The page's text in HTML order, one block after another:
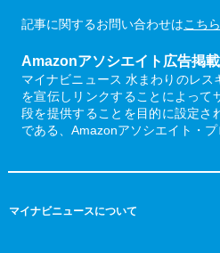
記事に関するお問い合わせはこちら
Amazonアソシエイト広告掲
マイナビニュース 水まわりのレ
を宣伝しリンクすることによって
段を提供することを目的に設定さ
である、Amazonアソシエイト・プ
マイナビニュースについて